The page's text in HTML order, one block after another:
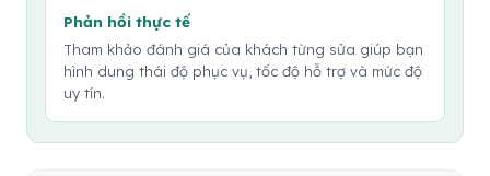
Phản hồi thực tế
Tham khảo đánh giá của khách từng sửa giúp bạn
hình dung thái độ phục vụ, tốc độ hỗ trợ và mức độ
uy tín.